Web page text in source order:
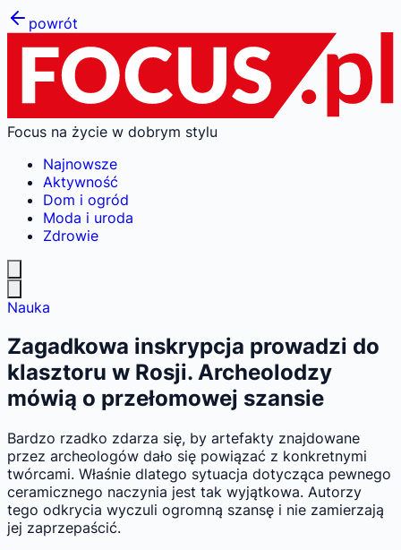
powrót
Focus na życie w dobrym stylu
Najnowsze
Aktywność
Dom i ogród
Moda i uroda
Zdrowie
Nauka
Zagadkowa inskrypcja prowadzi do
klasztoru w Rosji. Archeolodzy
mówią o przełomowej szansie
Bardzo rzadko zdarza się, by artefakty znajdowane
przez archeologów dało się powiązać z konkretnymi
twórcami. Właśnie dlatego sytuacja dotycząca pewnego
ceramicznego naczynia jest tak wyjątkowa. Autorzy
tego odkrycia wyczuli ogromną szansę i nie zamierzają
jej zaprzepaścić.